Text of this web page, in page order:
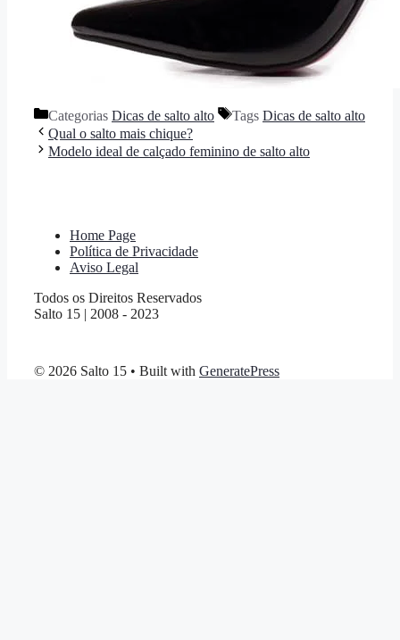
Categorias Dicas de salto alto Tags Dicas de salto alto
Qual o salto mais chique?
Modelo ideal de calçado feminino de salto alto
Home Page
Política de Privacidade
Aviso Legal
Todos os Direitos Reservados
Salto 15 | 2008 - 2023
© 2026 Salto 15 • Built with GeneratePress